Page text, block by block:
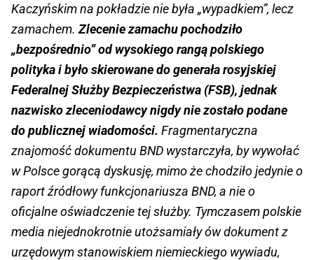
Kaczyńskim na pokładzie nie była „wypadkiem”, lecz
zamachem. Zlecenie zamachu pochodziło
„bezpośrednio” od wysokiego rangą polskiego
polityka i było skierowane do generała rosyjskiej
Federalnej Służby Bezpieczeństwa (FSB), jednak
nazwisko zleceniodawcy nigdy nie zostało podane
do publicznej wiadomości. Fragmentaryczna
znajomość dokumentu BND wystarczyła, by wywołać
w Polsce gorącą dyskusję, mimo że chodziło jedynie o
raport źródłowy funkcjonariusza BND, a nie o
oficjalne oświadczenie tej służby. Tymczasem polskie
media niejednokrotnie utożsamiały ów dokument z
urzędowym stanowiskiem niemieckiego wywiadu,